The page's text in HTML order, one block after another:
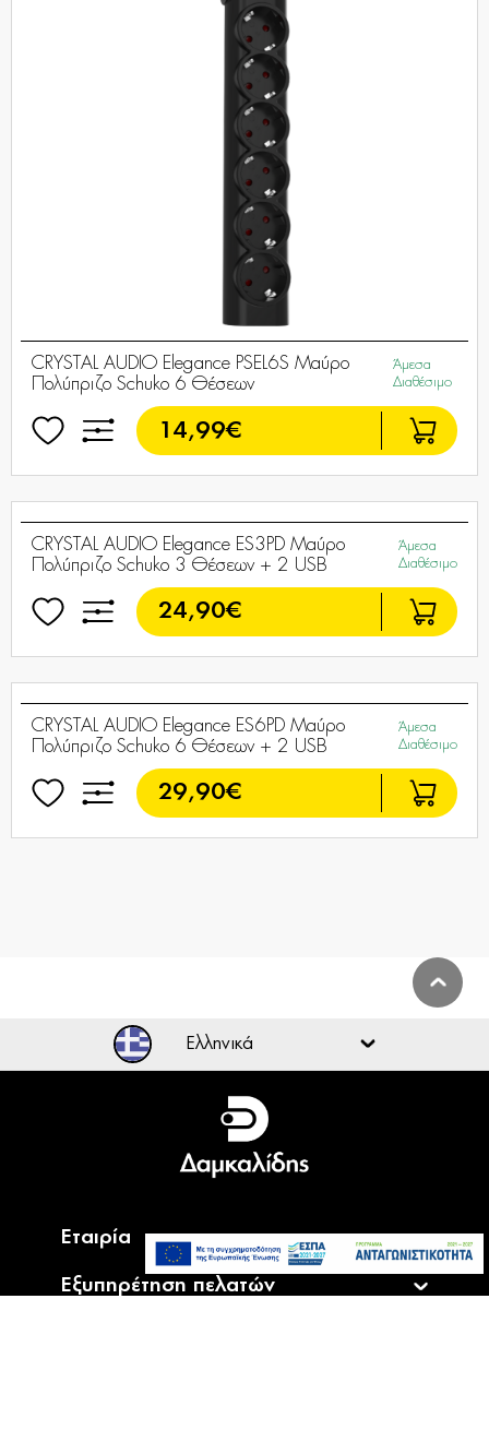
CRYSTAL AUDIO Elegance PSEL6S Μαύρο
Πολύπριζο Schuko 6 Θέσεων
Άμεσα
Διαθέσιμο
14,99€
Άμεσα
Διαθέσιμο
24,90€